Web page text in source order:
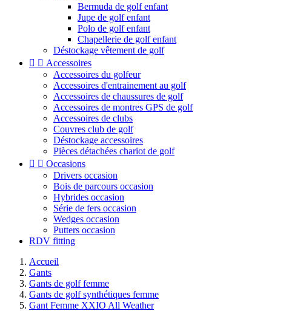
Bermuda de golf enfant
Jupe de golf enfant
Polo de golf enfant
Chapellerie de golf enfant
Déstockage vêtement de golf
  Accessoires
Accessoires du golfeur
Accessoires d'entrainement au golf
Accessoires de chaussures de golf
Accessoires de montres GPS de golf
Accessoires de clubs
Couvres club de golf
Déstockage accessoires
Pièces détachées chariot de golf
  Occasions
Drivers occasion
Bois de parcours occasion
Hybrides occasion
Série de fers occasion
Wedges occasion
Putters occasion
RDV fitting
Accueil
Gants
Gants de golf femme
Gants de golf synthétiques femme
Gant Femme XXIO All Weather